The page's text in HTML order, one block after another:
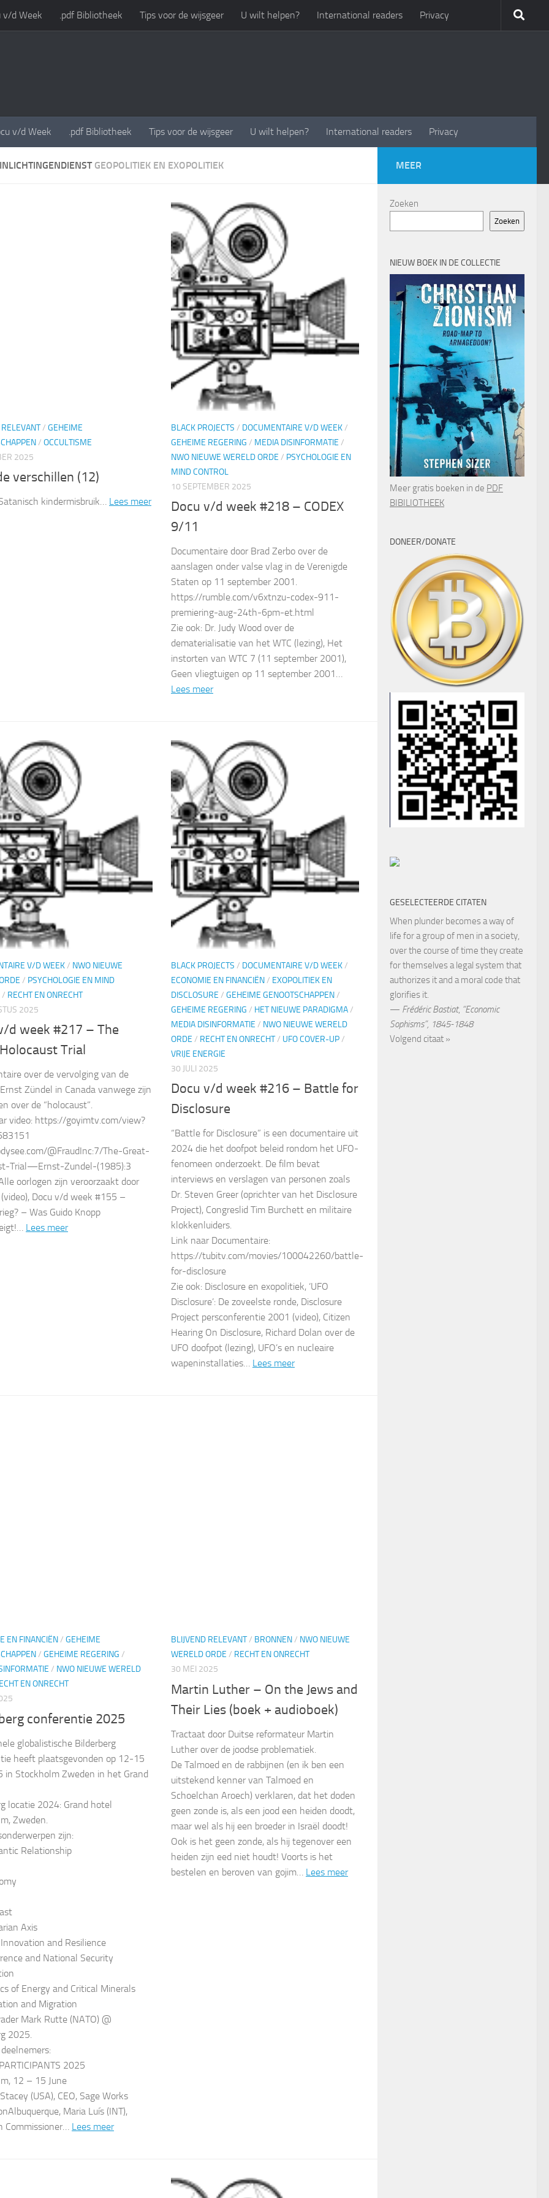
v/d Week .pdf Bibliotheek Tips voor de wijsgeer U wilt helpen? International readers Privacy
v/d Week .pdf Bibliotheek Tips voor de wijsgeer U wilt helpen? International readers Privacy
GEOPOLITIEK EN EXOPOLITIEK
/ GEHEIME
/ OCCULTISME
2025
verschillen (12)
kindermisbruik… Lees meer
BLACK PROJECTS / DOCUMENTAIRE V/D WEEK/
GEHEIME REGERING / MEDIA DISINFORMATIE /
NWO NIEUWE WERELD ORDE / PSYCHOLOGIE EN
MIND CONTROL
10 SEPTEMBER 2025
Docu v/d week #218 – CODEX
9/11
Documentaire door Brad Zerbo over de
aanslagen onder valse vlag in de Verenigde
Staten op 11 september 2001.
https://rumble.com/v6xtnzu-codex-911-
premiering-aug-24th-6pm-et.html
Zie ook: Dr. Judy Wood over de
dematerialisatie van het WTC (lezing), Het
instorten van WTC 7 (11 september 2001),
Geen vliegtuigen op 11 september 2001…
Lees meer
V/D WEEK/ NWO NIEUWE
/ PSYCHOLOGIE EN MIND
/ RECHT EN ONRECHT
2025
d week #217 – The
Trial
over de vervolging van de
Zündel in Canada vanwege zijn
over de “holocaust”.
video: https://goyimtv.com/view?
@FraudInc:7/The-Great-
Trial—Ernst-Zundel-(1985):3
oorlogen zijn veroorzaakt door
Docu v/d week #155 –
– Was Guido Knopp
Lees meer
BLACK PROJECTS / DOCUMENTAIRE V/D WEEK/
ECONOMIE EN FINANCIËN/ EXOPOLITIEK EN
DISCLOSURE / GEHEIME GENOOTSCHAPPEN/
GEHEIME REGERING / HET NIEUWE PARADIGMA/
MEDIA DISINFORMATIE / NWO NIEUWE WERELD
ORDE / RECHT EN ONRECHT/ UFO COVER-UP/
VRIJE ENERGIE
30 JULI 2025
Docu v/d week #216 – Battle for
Disclosure
“Battle for Disclosure” is een documentaire uit
2024 die het doofpot beleid rondom het UFO-
fenomeen onderzoekt. De film bevat
interviews en verslagen van personen zoals
Dr. Steven Greer (oprichter van het Disclosure
Project), Congreslid Tim Burchett en militaire
klokkenluiders.
Link naar Documentaire:
https://tubitv.com/movies/100042260/battle-
for-disclosure
Zie ook: Disclosure en exopolitiek, ‘UFO
Disclosure’: De zoveelste ronde, Disclosure
Project persconferentie 2001 (video), Citizen
Hearing On Disclosure, Richard Dolan over de
UFO doofpot (lezing), UFO’s en nucleaire
wapeninstallaties… Lees meer
EN FINANCIËN/ GEHEIME
/ GEHEIME REGERING /
/ NWO NIEUWE WERELD
EN ONRECHT
conferentie 2025
globalistische Bilderberg
heeft plaatsgevonden op 12-15
in Stockholm Zweden in het Grand
locatie 2024: Grand hotel
Zweden.
zijn:
Relationship
Axis
and Resilience
and National Security
of Energy and Critical Minerals
and Migration
Mark Rutte (NATO) @
2025.
2025
12 – 15 June
(USA), CEO, Sage Works
Maria Luís (INT),
Commissioner… Lees meer
BLIJVEND RELEVANT/ BRONNEN/ NWO NIEUWE
WERELD ORDE / RECHT EN ONRECHT
30 MEI 2025
Martin Luther – On the Jews and
Their Lies (boek + audioboek)
Tractaat door Duitse reformateur Martin
Luther over de joodse problematiek.
De Talmoed en de rabbijnen (en ik ben een
uitstekend kenner van Talmoed en
Schoelchan Aroech) verklaren, dat het doden
geen zonde is, als een jood een heiden doodt,
maar wel als hij een broeder in Israël doodt!
Ook is het geen zonde, als hij tegenover een
heiden zijn eed niet houdt! Voorts is het
bestelen en beroven van gojim… Lees meer
MEER
Zoeken
Zoeken
NIEUW BOEK IN DE COLLECTIE
Meer gratis boeken in de PDF
BIBILIOTHEEK
DONEER/DONATE
GESELECTEERDE CITATEN
When plunder becomes a way of
life for a group of men in a society,
over the course of time they create
for themselves a legal system that
authorizes it and a moral code that
glorifies it.
— Frédéric Bastiat, “Economic
Sophisms”, 1845-1848
Volgend citaat »